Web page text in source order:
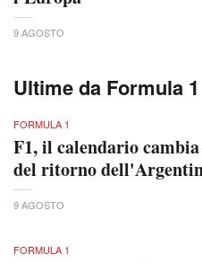
9 AGOSTO
Ultime da Formula 1
FORMULA 1
F1, il calendario
del ritorno
9 AGOSTO
FORMULA 1